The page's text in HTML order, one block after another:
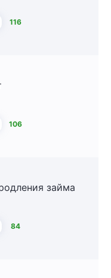
116
106
займа
84